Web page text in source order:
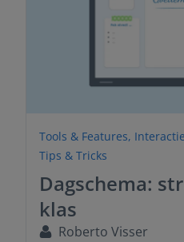
Tools & Features,
Tips & Tricks
Dagschema:
klas
Roberto Visser